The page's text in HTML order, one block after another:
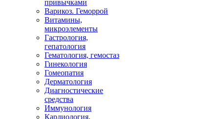
привычками
Варикоз. Геморрой
Витамины,
микроэлементы
Гастрология,
гепатология
Гематология, гемостаз
Гинекология
Гомеопатия
Дерматология
Диагностические
средства
Иммунология
Кардиология,